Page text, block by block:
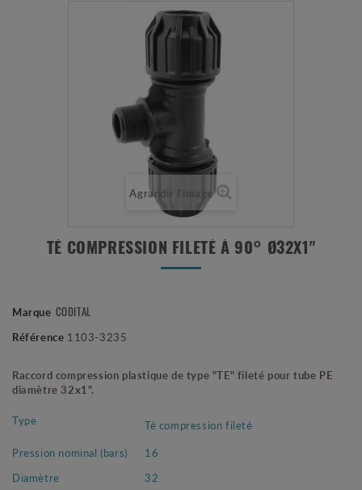
Agrandir l'image
TÉ COMPRESSION FILETÉ À 90° Ø32X1"
Marque CODITAL
Référence 1103-3235
Raccord compression plastique de type "TE" fileté pour tube PE
diamètre 32x1".
Type
Té compression fileté
Pression nominal (bars)
16
Diamètre
32